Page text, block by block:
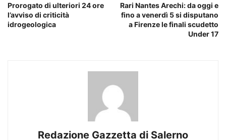
Prorogato di ulteriori 24 ore
l’avviso di criticità
idrogeologica
Rari Nantes Arechi: da oggi e
fino a venerdì 5 si disputano
a Firenze le finali scudetto
Under 17
Redazione Gazzetta di Salerno